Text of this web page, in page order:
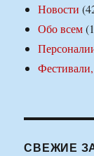
Новости
Обо всем
СВЕЖИЕ